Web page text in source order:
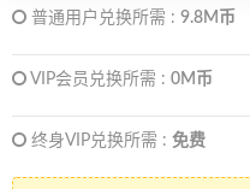
普通用户兑换所需 : 9.8M币
VIP会员兑换所需 : 0M币
终身VIP兑换所需 : 免费